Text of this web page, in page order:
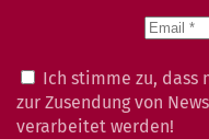
Ich stimme zu, dass
zur Zusendung von
verarbeitet werden!